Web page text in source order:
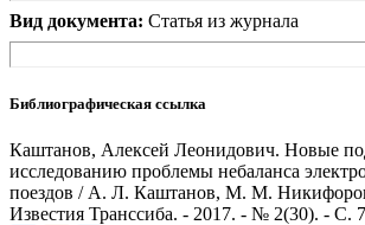
Вид документа: Статья из журнала
Библиографическая ссылка
Каштанов, Алексей Леонидович. Новые
исследованию проблемы небаланса
поездов / А. Л. Каштанов, М. М.
Известия Транссиба. - 2017. - № 2(30). - С.